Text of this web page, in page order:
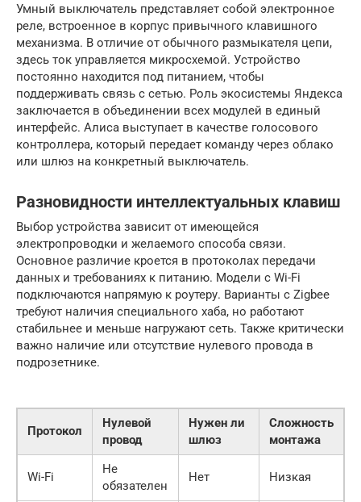
Умный выключатель представляет собой электронное
реле, встроенное в корпус привычного клавишного
механизма. В отличие от обычного размыкателя цепи,
здесь ток управляется микросхемой. Устройство
постоянно находится под питанием, чтобы
поддерживать связь с сетью. Роль экосистемы Яндекса
заключается в объединении всех модулей в единый
интерфейс. Алиса выступает в качестве голосового
контроллера, который передает команду через облако
или шлюз на конкретный выключатель.
Разновидности интеллектуальных клавиш
Выбор устройства зависит от имеющейся
электропроводки и желаемого способа связи.
Основное различие кроется в протоколах передачи
данных и требованиях к питанию. Модели с Wi-Fi
подключаются напрямую к роутеру. Варианты с Zigbee
требуют наличия специального хаба, но работают
стабильнее и меньше нагружают сеть. Также критически
важно наличие или отсутствие нулевого провода в
подрозетнике.
Протокол
Нулевой
провод
Нужен ли
шлюз
Сложность
монтажа
Wi-Fi
Не
обязателен
Нет Низкая